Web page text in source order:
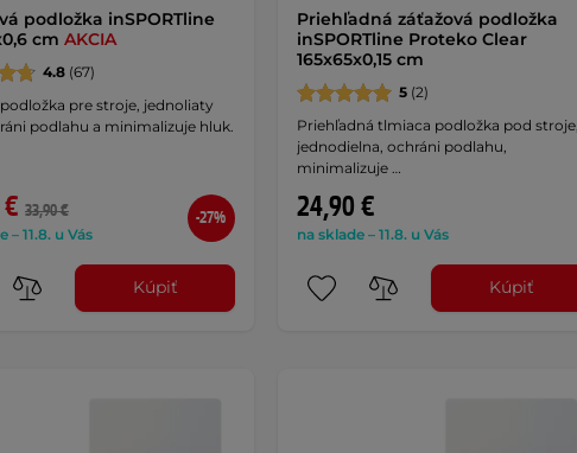
podložka inSPORTline
cm AKCIA
4.8 (67)
pre stroje, jednoliaty
podlahu a minimalizuje hluk.
33,90 €
– 11.8. u Vás
-27%
Kúpiť
Priehľadná záťažová podložka
inSPORTline Proteko Clear
165x65x0,15 cm
5(2)
Priehľadná tlmiaca podložka pod stroje,
jednodielna, ochráni podlahu,
minimalizuje …
24,90 €
na sklade – 11.8. u Vás
Kúpiť